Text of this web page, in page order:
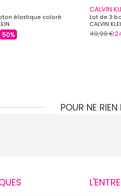
élastique coloré
50%
CALVIN
Lot de 3
CALVIN
49,99 €
POUR NE